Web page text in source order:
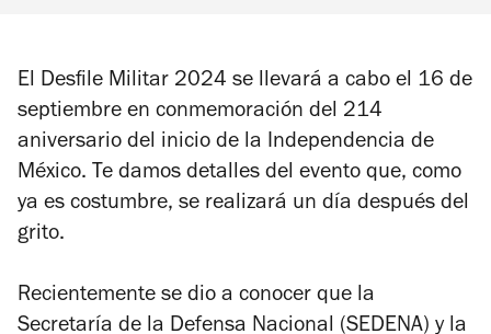
El Desfile Militar 2024 se llevará a cabo el 16 de
septiembre en conmemoración del 214
aniversario del inicio de la Independencia de
México. Te damos detalles del evento que, como
ya es costumbre, se realizará un día después del
grito.
Recientemente se dio a conocer que la
Secretaría de la Defensa Nacional (SEDENA) y la